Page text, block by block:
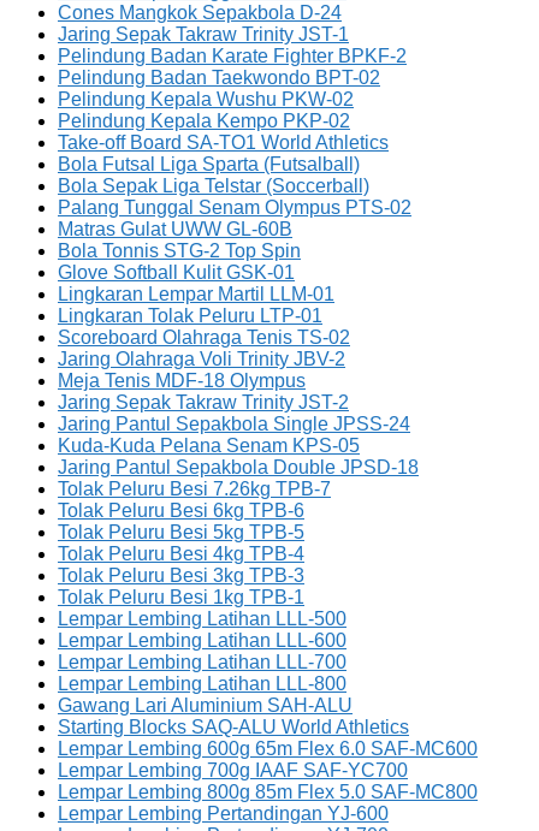
Cones Mangkok Sepakbola D-24
Jaring Sepak Takraw Trinity JST-1
Pelindung Badan Karate Fighter BPKF-2
Pelindung Badan Taekwondo BPT-02
Pelindung Kepala Wushu PKW-02
Pelindung Kepala Kempo PKP-02
Take-off Board SA-TO1 World Athletics
Bola Futsal Liga Sparta (Futsalball)
Bola Sepak Liga Telstar (Soccerball)
Palang Tunggal Senam Olympus PTS-02
Matras Gulat UWW GL-60B
Bola Tonnis STG-2 Top Spin
Glove Softball Kulit GSK-01
Lingkaran Lempar Martil LLM-01
Lingkaran Tolak Peluru LTP-01
Scoreboard Olahraga Tenis TS-02
Jaring Olahraga Voli Trinity JBV-2
Meja Tenis MDF-18 Olympus
Jaring Sepak Takraw Trinity JST-2
Jaring Pantul Sepakbola Single JPSS-24
Kuda-Kuda Pelana Senam KPS-05
Jaring Pantul Sepakbola Double JPSD-18
Tolak Peluru Besi 7.26kg TPB-7
Tolak Peluru Besi 6kg TPB-6
Tolak Peluru Besi 5kg TPB-5
Tolak Peluru Besi 4kg TPB-4
Tolak Peluru Besi 3kg TPB-3
Tolak Peluru Besi 1kg TPB-1
Lempar Lembing Latihan LLL-500
Lempar Lembing Latihan LLL-600
Lempar Lembing Latihan LLL-700
Lempar Lembing Latihan LLL-800
Gawang Lari Aluminium SAH-ALU
Starting Blocks SAQ-ALU World Athletics
Lempar Lembing 600g 65m Flex 6.0 SAF-MC600
Lempar Lembing 700g IAAF SAF-YC700
Lempar Lembing 800g 85m Flex 5.0 SAF-MC800
Lempar Lembing Pertandingan YJ-600